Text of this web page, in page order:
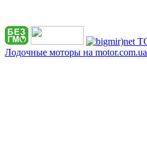
Лодочные моторы на motor.com.ua